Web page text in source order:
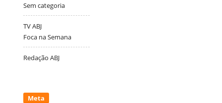
Sem categoria
TV ABJ
Foca na Semana
Redação ABJ
Meta